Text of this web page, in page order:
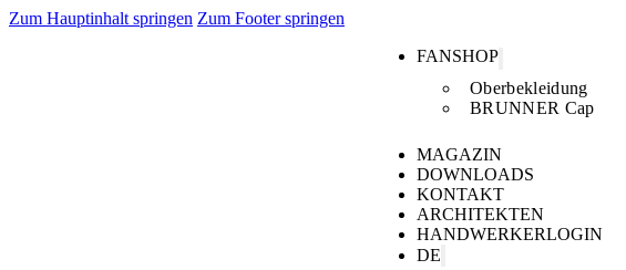
Zum Hauptinhalt springen Zum Footer springen
FANSHOP
Oberbekleidung
BRUNNER Cap
MAGAZIN
DOWNLOADS
KONTAKT
ARCHITEKTEN
HANDWERKERLOGIN
DE